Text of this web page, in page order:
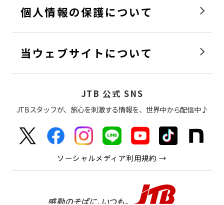
個人情報の保護について
当ウェブサイトについて
JTB 公式 SNS
JTBスタッフが、旅心を刺激する情報を、世界中から配信中♪
ソーシャルメディア利用規約 →